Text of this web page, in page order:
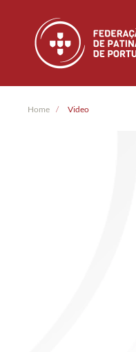
Skip to main content
Home Video